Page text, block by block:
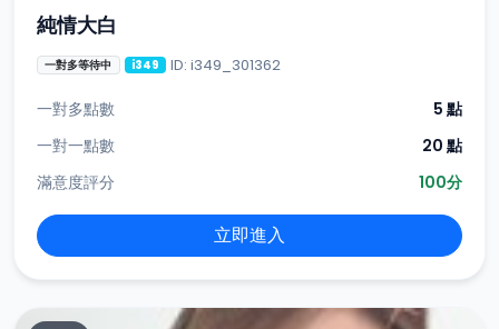
純情大白
一對多等待中 i349 ID: i349_301362
一對多點數
5 點
一對一點數
20 點
滿意度評分
100分
立即進入